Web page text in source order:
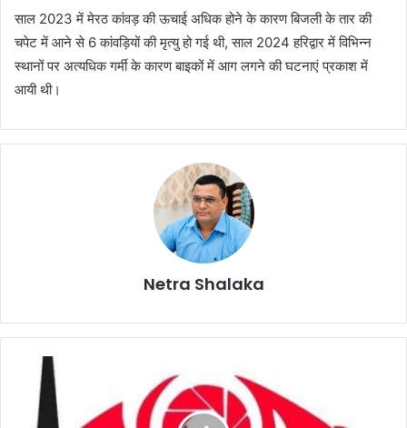
साल 2023 में मेरठ कांवड़ की ऊचाई अधिक होने के कारण बिजली के तार की
चपेट में आने से 6 कांवड़ियों की मृत्यु हो गई थी, साल 2024 हरिद्वार में विभिन्न
स्थानों पर अत्यधिक गर्मी के कारण बाइकों में आग लगने की घटनाएं प्रकाश में
आयी थी।
Netra Shalaka